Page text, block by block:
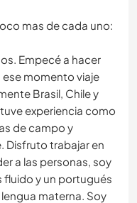
mas de cada uno:
Empecé a hacer
momento viaje
Brasil, Chile y
experiencia como
de campo y
Disfruto trabajar en
a las personas, soy
fluido y un portugués
materna. Soy